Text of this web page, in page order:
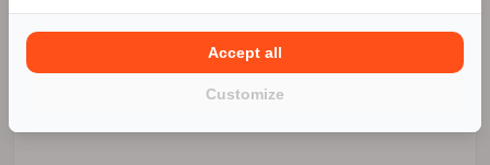
4538 AT Terneuzen
+31115612721
info@motortotaal.com
Customize
Accept all